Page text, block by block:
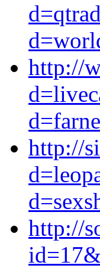
http://
http://
http://